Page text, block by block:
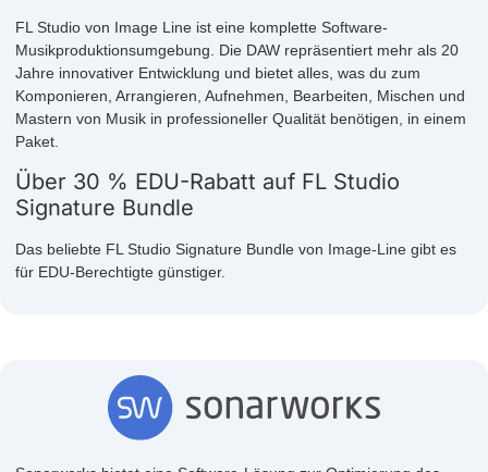
FL Studio von Image Line ist eine komplette Software-
Musikproduktionsumgebung. Die DAW repräsentiert mehr als 20
Jahre innovativer Entwicklung und bietet alles, was du zum
Komponieren, Arrangieren, Aufnehmen, Bearbeiten, Mischen und
Mastern von Musik in professioneller Qualität benötigen, in einem
Paket.
Über 30 % EDU-Rabatt auf FL Studio
Signature Bundle
Das beliebte FL Studio Signature Bundle von Image-Line gibt es
für EDU-Berechtigte günstiger.